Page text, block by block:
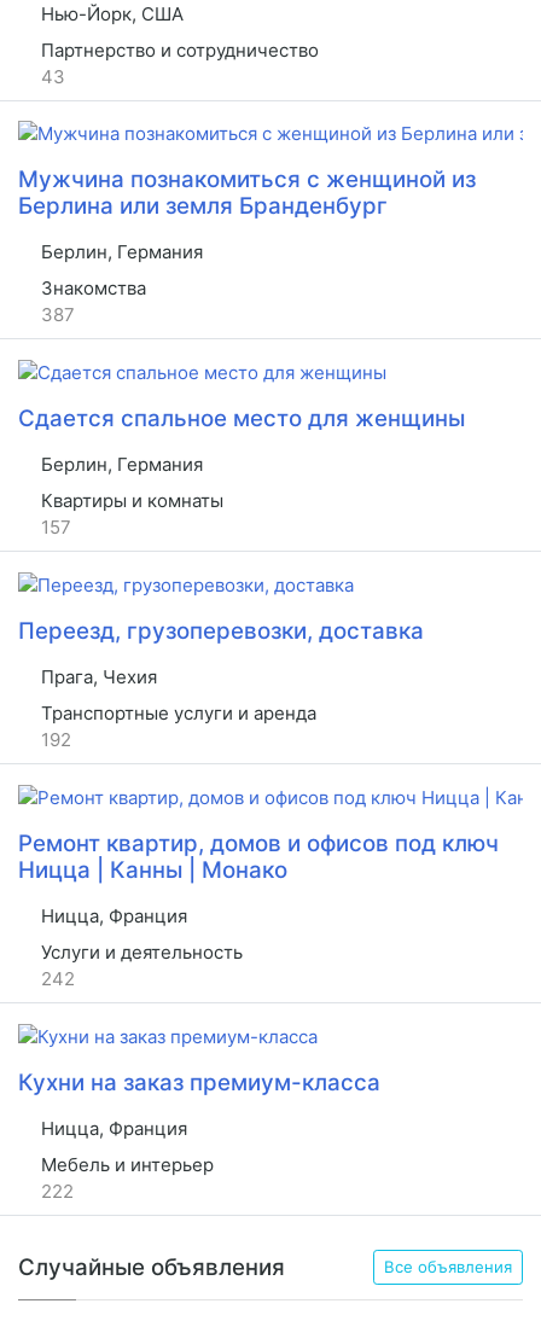
Нью-Йорк, США
Партнерство и сотрудничество
43
Мужчина познакомиться с женщиной из
Берлина или земля Бранденбург
Берлин, Германия
Знакомства
387
Сдается спальное место для женщины
Берлин, Германия
Квартиры и комнаты
157
Переезд, грузоперевозки, доставка
Прага, Чехия
Транспортные услуги и аренда
192
Ремонт квартир, домов и офисов под ключ
Ницца | Канны | Монако
Ницца, Франция
Услуги и деятельность
242
Кухни на заказ премиум-класса
Ницца, Франция
Мебель и интерьер
222
Случайные объявления Все объявления